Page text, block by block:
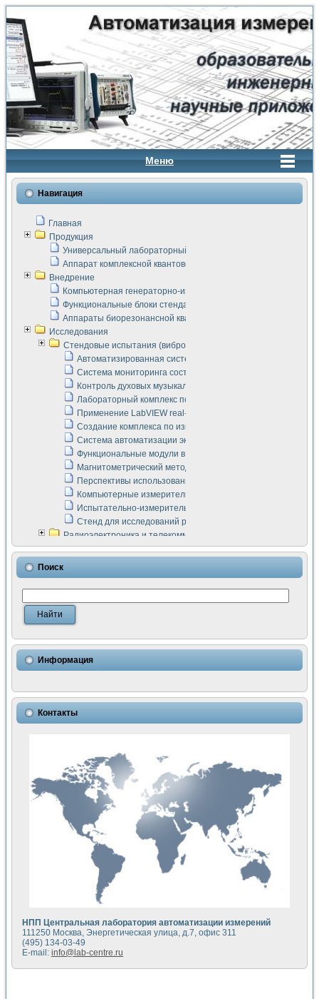
Меню
Навигация
Главная
Продукция
Универсальный лабораторный стенд "Сигнал-USB"
Аппарат комплексной квантовой терапии Интроскан
Внедрение
Компьютерная генераторно-измерительная система
Функциональные блоки стенда "Сигнал-USB"
Аппараты биорезонансной квантовой терапии серии СКАН
Исследования
Стендовые испытания (виброакустика, тензометрия и т.п.)
Автоматизированная система измерения параметров
Система мониторинга состояния тяговых
Контроль духовых музыкальных инструментов
Лабораторный комплекс по исследованию элементной
Применение LabVIEW real-time module для
Создание комплекса по измерению скорости подвижного
Система автоматизации экспериментальных
Функциональные модули в стандарте Nl SCXI для
Магнитометрический метод в дефектоскопии сварных
Перспективы использования машинного зрения в
Компьютерные измерительные системы для
Испытательно-измерительный комплекс аппаратуры для
Стенд для исследований рабочих процессов ДВС в
Радиоэлектроника и телекоммуникации
LabVIEW в расчетах радиолиний систем передачи данных
Аппаратно-программный комплекс для исследования
Виртуальный лабораторный стенд для исследования
Измерение шумовых параметров операционных
Измерительный преобразователь на основе цифровой
Использование NI LabVIEW для математического
Исследовние возможности создания измерителя ВАХ
Математическое моделирование генератора сигналов -
Применение осциллографического модуля с высоким
Симуляция отклика импульсного радиолокационного
Автоматизация формирования уравнений состояния для
Разработка автоматизированного стенда для измерения
Применение среды LabVIEW для построения картины
Портативная система для определения показателей
Использование LabVIEW для управления источником
Устройство для снятия вольт-амперных характеристик
Передовые научные технологии: нано-, фемто-,
Автоматизированная установка по измерению временных
Автоматизированный лабораторный комплекс на базе
Визуализация моделирования и оптимизации тепловой
Виртуальный прибор для исследования функциональных
Исследование возможности создания экономичного
Исследование кинетики движения макрочастиц в
Метод прогнозирования свойств дисперсных продуктов
Недорогая система управления сверхпроводящим
Применение технологий NI в курсе экспериментальной
Расчет переноса аэрозоля и выпадения осадка в
Поиск
Информация
Контакты
НПП Центральная лаборатория автоматизации измерений
111250 Москва, Энергетическая улица, д.7, офис 311
(495) 134-03-49
E-mail: info@lab-centre.ru